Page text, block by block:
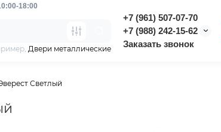
18:00
+7 (961) 507-07-70
+7 (988) 242-15-62
Заказать звонок
Двери металлические
Светлый